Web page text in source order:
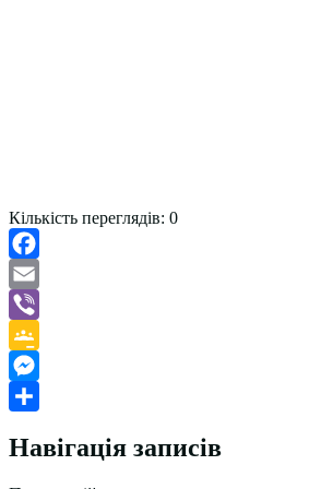
Кількість переглядів: 0
Facebook
Email
Viber
Google
Classroom
Messenger
Навігація записів